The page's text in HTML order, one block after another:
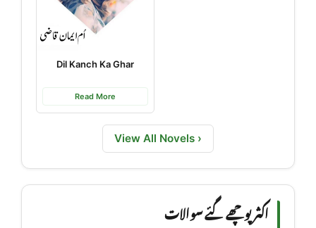
Dil Kanch Ka Ghar
Read More
View All Novels ›
اکثر پوچھے گئے سوالات